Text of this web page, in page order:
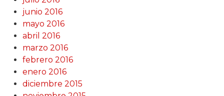
junio 2016
mayo 2016
abril 2016
marzo 2016
febrero 2016
enero 2016
diciembre 2015